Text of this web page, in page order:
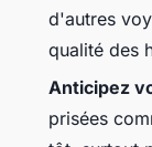
d'autres
qualité des
Anticipez
prisées